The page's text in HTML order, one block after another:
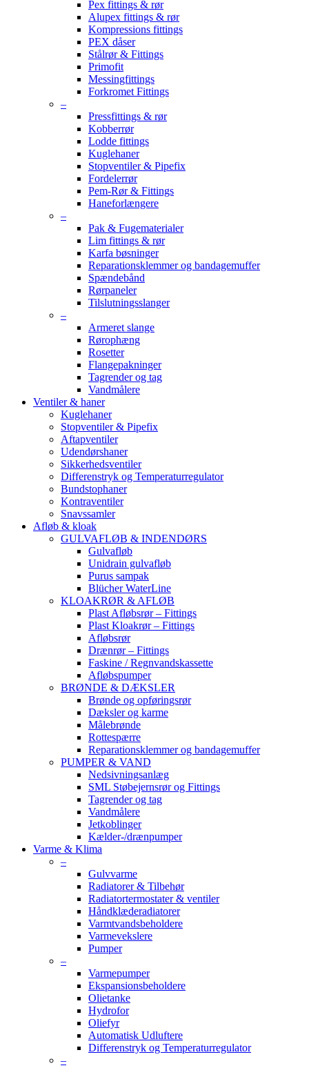
Pex fittings & rør
Alupex fittings & rør
Kompressions fittings
PEX dåser
Stålrør & Fittings
Primofit
Messingfittings
Forkromet Fittings
–
Pressfittings & rør
Kobberrør
Lodde fittings
Kuglehaner
Stopventiler & Pipefix
Fordelerrør
Pem-Rør & Fittings
Haneforlængere
–
Pak & Fugematerialer
Lim fittings & rør
Karfa bøsninger
Reparationsklemmer og bandagemuffer
Spændebånd
Rørpaneler
Tilslutningsslanger
–
Armeret slange
Rørophæng
Rosetter
Flangepakninger
Tagrender og tag
Vandmålere
Ventiler & haner
Kuglehaner
Stopventiler & Pipefix
Aftapventiler
Udendørshaner
Sikkerhedsventiler
Differenstryk og Temperaturregulator
Bundstophaner
Kontraventiler
Snavssamler
Afløb & kloak
GULVAFLØB & INDENDØRS
Gulvafløb
Unidrain gulvafløb
Purus sampak
Blücher WaterLine
KLOAKRØR & AFLØB
Plast Afløbsrør – Fittings
Plast Kloakrør – Fittings
Afløbsrør
Drænrør – Fittings
Faskine / Regnvandskassette
Afløbspumper
BRØNDE & DÆKSLER
Brønde og opføringsrør
Dæksler og karme
Målebrønde
Rottespærre
Reparationsklemmer og bandagemuffer
PUMPER & VAND
Nedsivningsanlæg
SML Støbejernsrør og Fittings
Tagrender og tag
Vandmålere
Jetkoblinger
Kælder-/drænpumper
Varme & Klima
–
Gulvvarme
Radiatorer & Tilbehør
Radiatortermostater & ventiler
Håndklæderadiatorer
Varmtvandsbeholdere
Varmevekslere
Pumper
–
Varmepumper
Ekspansionsbeholdere
Olietanke
Hydrofor
Oliefyr
Automatisk Udluftere
Differenstryk og Temperaturregulator
–